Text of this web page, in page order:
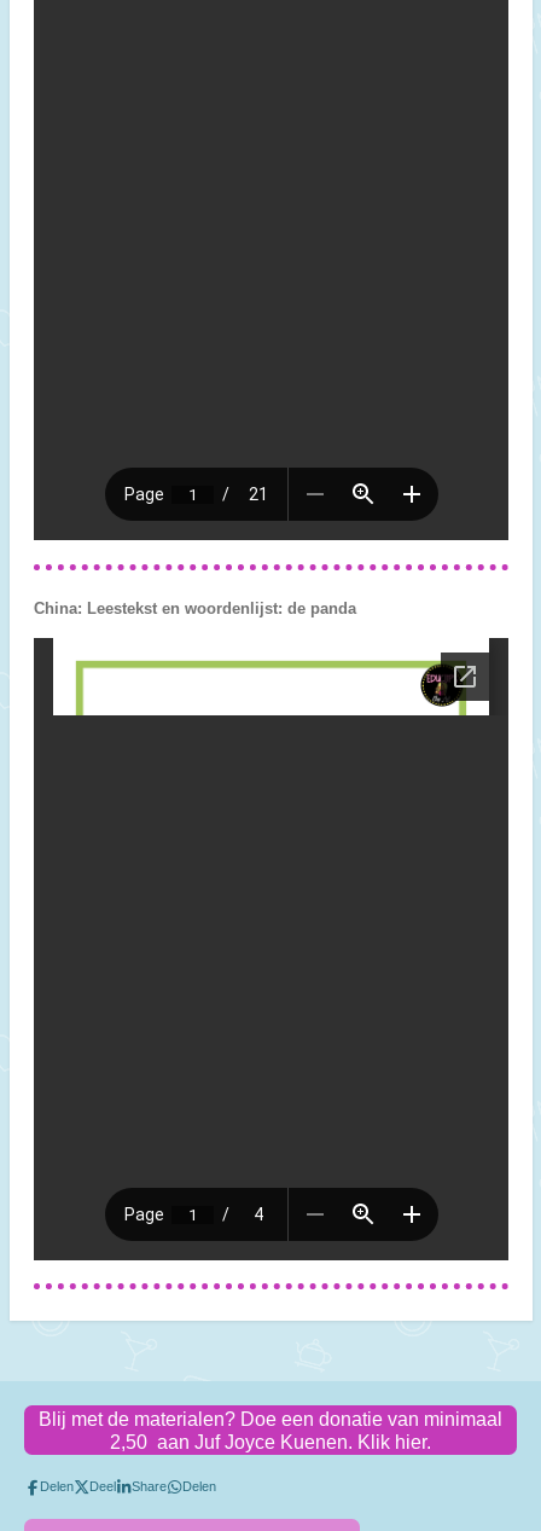
China: Leestekst en woordenlijst: de panda
Blij met de materialen? Doe een donatie van minimaal
2,50 aan Juf Joyce Kuenen. Klik hier.
Delen Deel Share Delen